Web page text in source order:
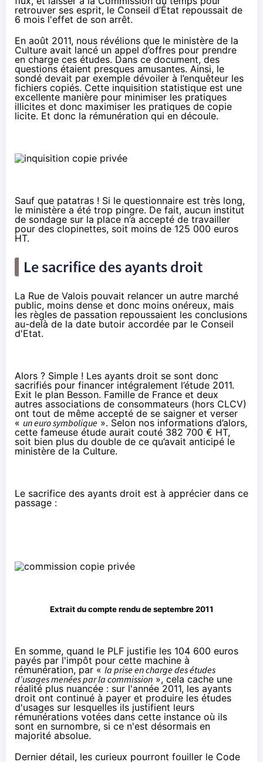
retrouver ses esprit, le Conseil d’État repoussait de
6 mois l'effet de son arrêt.
En août 2011, nous révélions que le ministère de la
Culture avait lancé un appel d’offres pour prendre
en charge ces études. Dans ce document, des
questions étaient presques amusantes. Ainsi, le
sondé devait par exemple dévoiler à l’enquêteur les
fichiers copiés. Cette inquisition statistique est une
excellente manière pour minimiser les pratiques
illicites et donc maximiser les pratiques de copie
licite. Et donc la rémunération qui en découle.
Sauf que patatras ! Si le questionnaire est très long,
le ministère a été trop pingre. De fait, aucun institut
de sondage sur la place n’a accepté de travailler
pour des clopinettes, soit moins de 125 000 euros
HT.
Le sacrifice des ayants droit
La Rue de Valois pouvait relancer un autre marché
public, moins dense et donc moins onéreux, mais
les règles de passation repoussaient les conclusions
au-delà de la date butoir accordée par le Conseil
d'Etat.
Alors ? Simple ! Les ayants droit se sont donc
sacrifiés pour financer intégralement l’étude 2011.
Exit le plan Besson. Famille de France et deux
autres associations de consommateurs (hors CLCV)
ont tout de même accepté de se saigner et verser
« un euro symbolique ». Selon nos informations d’alors,
cette fameuse étude aurait couté 382 700 € HT,
soit bien plus du double de ce qu’avait anticipé le
ministère de la Culture.
Le sacrifice des ayants droit est à apprécier dans ce
passage :
Extrait ducompte rendu de septembre 2011
En somme, quand le PLF justifie les 104 600 euros
payés par l'impôt pour cette machine à
rémunération, par « la prise en charge des études
d’usages menées par la commission », cela cache une
réalité plus nuancée : sur l'année 2011, les ayants
droit ont continué à payer et produire les études
d'usages sur lesquelles ils justifient leurs
rémunérations votées dans cette instance où ils
sont en surnombre, si ce n'est désormais en
majorité absolue.
Dernier détail, les curieux pourront fouiller le Code